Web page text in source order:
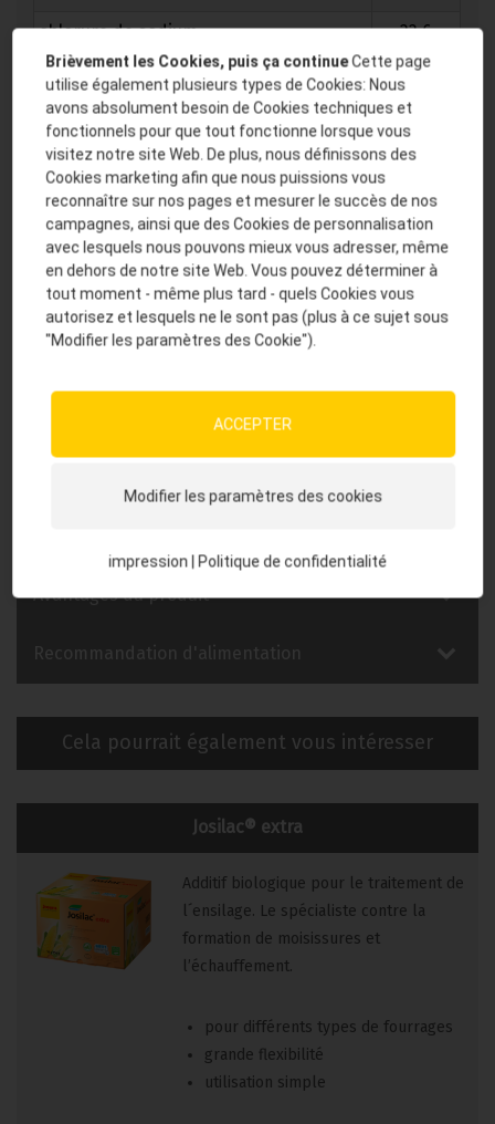
chlorure de sodium
22,6
oxyde de magnésium
9,2
mono calcium phosphate
6,5
mélasse de betterave sucrière
2,5
son de blé
1,5
Caractéristiques du produit en un coup d'œil
sécurité grâce à un apport fiable en minéraux
et en substances actives
concept au prix avantageux mais répondant
parfaitement aux besoins
de masse sèche ingérée
Avantages du produit
Recommandation d'alimentation
Cela pourrait également vous intéresser
Josilac® extra
Additif biologique pour le traitement de
l´ensilage. Le spécialiste contre la
formation de moisissures et
l’échauffement.
pour différents types de fourrages
grande flexibilité
utilisation simple
Brièvement les Cookies, puis ça continueCette page
utilise également plusieurs types de Cookies: Nous
avons absolument besoin de Cookies techniques et
fonctionnels pour que tout fonctionne lorsque vous
visitez notre site Web. De plus, nous définissons des
Cookies marketing afin que nous puissions vous
reconnaître sur nos pages et mesurer le succès de nos
campagnes, ainsi que des Cookies de personnalisation
avec lesquels nous pouvons mieux vous adresser, même
en dehors de notre site Web. Vous pouvez déterminer à
tout moment - même plus tard - quels Cookies vous
autorisez et lesquels ne le sont pas (plus à ce sujet sous
"Modifier les paramètres des Cookie").
ACCEPTER
Modifier les paramètres des cookies
impression | Politique de confidentialité